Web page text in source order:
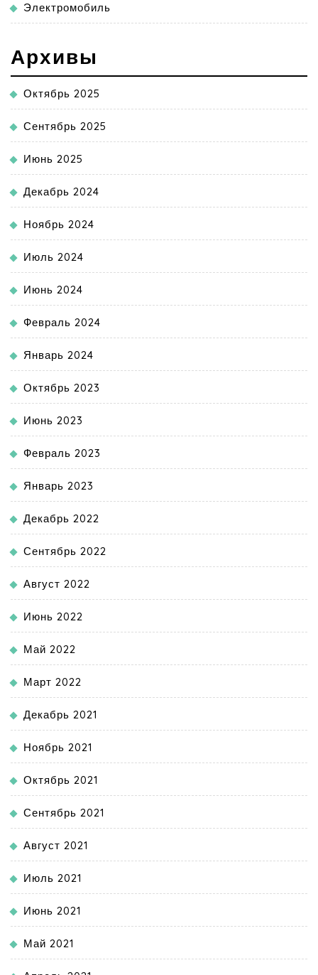
Электромобиль
Архивы
Октябрь 2025
Сентябрь 2025
Июнь 2025
Декабрь 2024
Ноябрь 2024
Июль 2024
Июнь 2024
Февраль 2024
Январь 2024
Октябрь 2023
Июнь 2023
Февраль 2023
Январь 2023
Декабрь 2022
Сентябрь 2022
Август 2022
Июнь 2022
Май 2022
Март 2022
Декабрь 2021
Ноябрь 2021
Октябрь 2021
Сентябрь 2021
Август 2021
Июль 2021
Июнь 2021
Май 2021